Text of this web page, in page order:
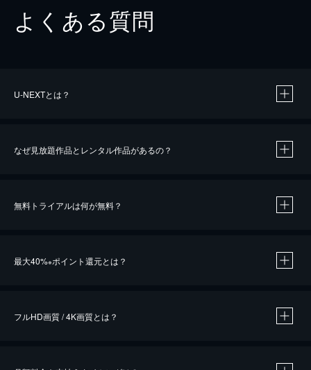
よくある質問
U-NEXTとは？
なぜ見放題作品とレンタル作品があるの？
無料トライアルは何が無料？
最大40%※ポイント還元とは？
フルHD画質 / 4K画質とは？